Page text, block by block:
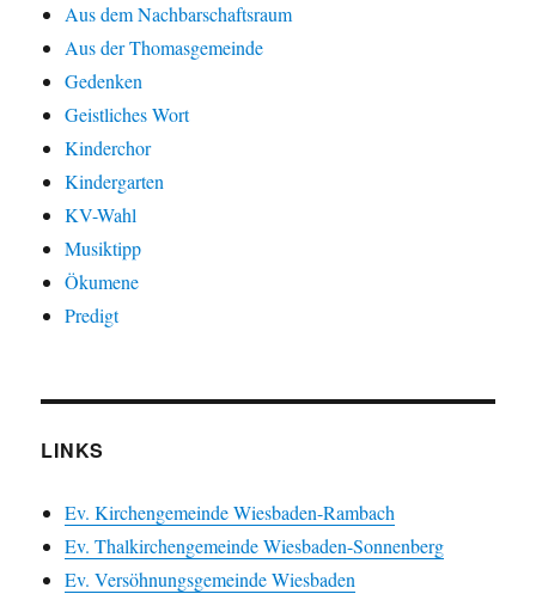
Aus dem Nachbarschaftsraum
Aus der Thomasgemeinde
Gedenken
Geistliches Wort
Kinderchor
Kindergarten
KV-Wahl
Musiktipp
Ökumene
Predigt
LINKS
Ev. Kirchengemeinde Wiesbaden-Rambach
Ev. Thalkirchengemeinde Wiesbaden-Sonnenberg
Ev. Versöhnungsgemeinde Wiesbaden